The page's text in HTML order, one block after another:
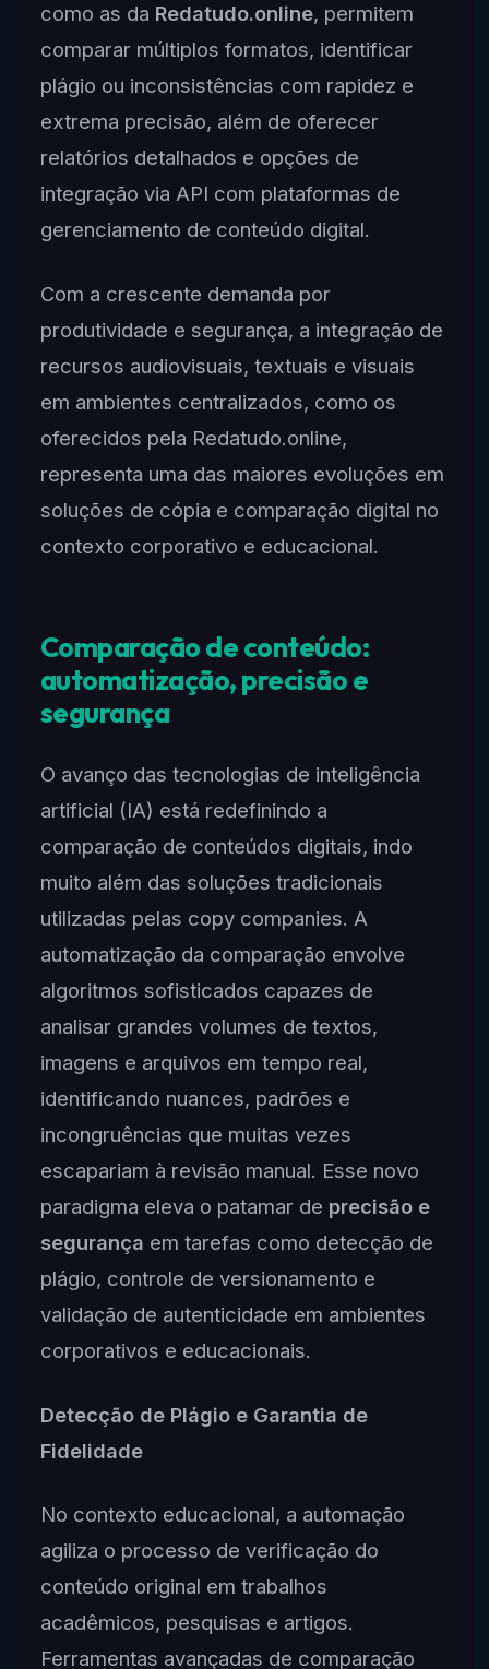
como as da Redatudo.online, permitem
comparar múltiplos formatos, identificar
plágio ou inconsistências com rapidez e
extrema precisão, além de oferecer
relatórios detalhados e opções de
integração via API com plataformas de
gerenciamento de conteúdo digital.
Com a crescente demanda por
produtividade e segurança, a integração de
recursos audiovisuais, textuais e visuais
em ambientes centralizados, como os
oferecidos pela Redatudo.online,
representa uma das maiores evoluções em
soluções de cópia e comparação digital no
contexto corporativo e educacional.
Comparação de conteúdo:
automatização, precisão e
segurança
O avanço das tecnologias de inteligência
artificial (IA) está redefinindo a
comparação de conteúdos digitais, indo
muito além das soluções tradicionais
utilizadas pelas copy companies. A
automatização da comparação envolve
algoritmos sofisticados capazes de
analisar grandes volumes de textos,
imagens e arquivos em tempo real,
identificando nuances, padrões e
incongruências que muitas vezes
escapariam à revisão manual. Esse novo
paradigma eleva o patamar de precisão e
segurança em tarefas como detecção de
plágio, controle de versionamento e
validação de autenticidade em ambientes
corporativos e educacionais.
Detecção de Plágio e Garantia de
Fidelidade
No contexto educacional, a automação
agiliza o processo de verificação do
conteúdo original em trabalhos
acadêmicos, pesquisas e artigos.
Ferramentas avançadas de comparação